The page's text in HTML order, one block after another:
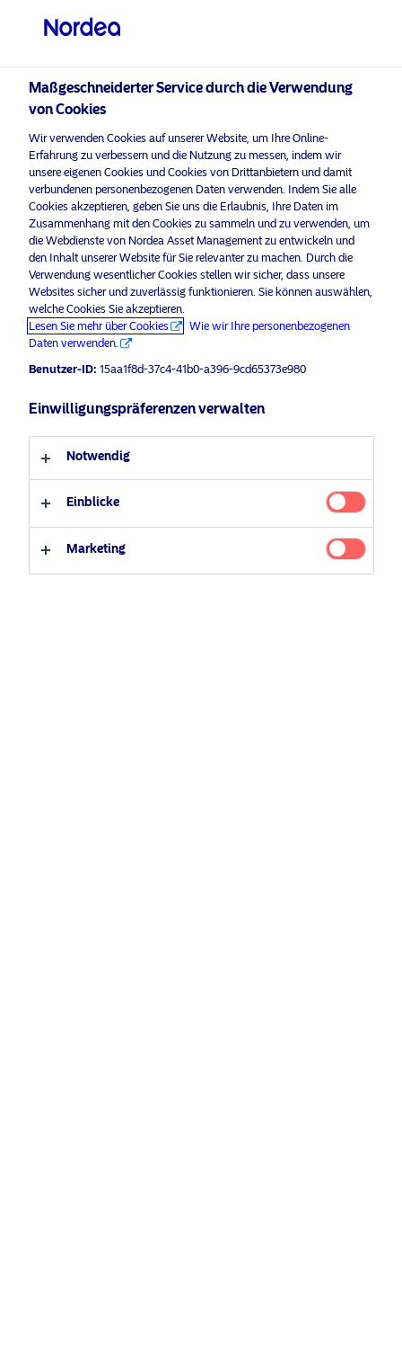
visit NordeaAssetManagement.com
Bitte wählen Sie Ihr Anlegerprofil
aus
Land
Österreich
Sprache
Anleger-Typ
Professioneller Anleger Privater Anleger
Professioneller Anleger
Maßgeschneiderter Service durch die Verwendung
von Cookies
Wir verwenden Cookies auf unserer Website, um Ihre Online-
Erfahrung zu verbessern und die Nutzung zu messen, indem wir
unsere eigenen Cookies und Cookies von Drittanbietern und damit
verbundenen personenbezogenen Daten verwenden. Indem Sie alle
Cookies akzeptieren, geben Sie uns die Erlaubnis, Ihre Daten im
Zusammenhang mit den Cookies zu sammeln und zu verwenden, um
die Webdienste von Nordea Asset Management zu entwickeln und
den Inhalt unserer Website für Sie relevanter zu machen. Durch die
Verwendung wesentlicher Cookies stellen wir sicher, dass unsere
Websites sicher und zuverlässig funktionieren. Sie können auswählen,
welche Cookies Sie akzeptieren.
Lesen Sie mehr über Cookies
Wie wir Ihre personenbezogenen
Daten verwenden.
Benutzer-ID: 15aa1f8d-37c4-41b0-a396-9cd65373e980
Einwilligungspräferenzen verwalten
Notwendig
Einblicke
Marketing